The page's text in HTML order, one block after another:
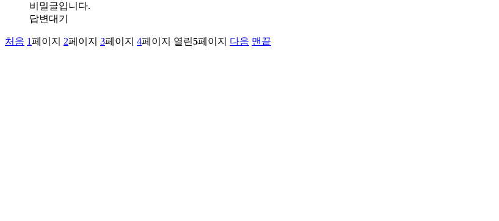
비밀글입니다.
답변대기
처음 1페이지 2페이지 3페이지 4페이지 열린5페이지 다음 맨끝